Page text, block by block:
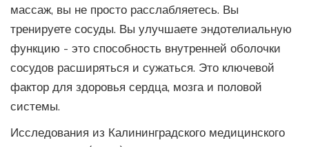
массаж, вы не просто расслабляетесь. Вы
тренируете сосуды. Вы улучшаете эндотелиальную
функцию - это способность внутренней оболочки
сосудов расширяться и сужаться. Это ключевой
фактор для здоровья сердца, мозга и половой
системы.
Исследования из Калининградского медицинского